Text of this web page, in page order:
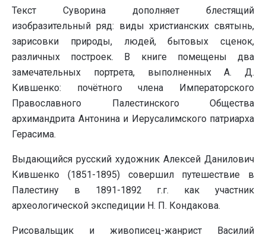
Текст Суворина дополняет блестящий
изобразительный ряд: виды христианских святынь,
зарисовки природы, людей, бытовых сценок,
различных построек. В книге помещены два
замечательных портрета, выполненных А. Д.
Кившенко: почётного члена Императорского
Православного Палестинского Общества
архимандрита Антонина и Иерусалимского патриарха
Герасима.
Выдающийся русский художник Алексей Данилович
Кившенко (1851-1895) совершил путешествие в
Палестину в 1891-1892 г.г. как участник
археологической экспедиции Н. П. Кондакова.
Рисовальщик и живописец-жанрист Василий